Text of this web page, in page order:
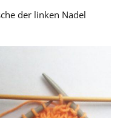
der linken Nadel